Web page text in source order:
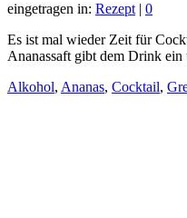
eingetragen in: Rezept | 0
Es ist mal wieder Zeit für
Ananassaft gibt dem Drink
Alkohol, Ananas, Cocktail,